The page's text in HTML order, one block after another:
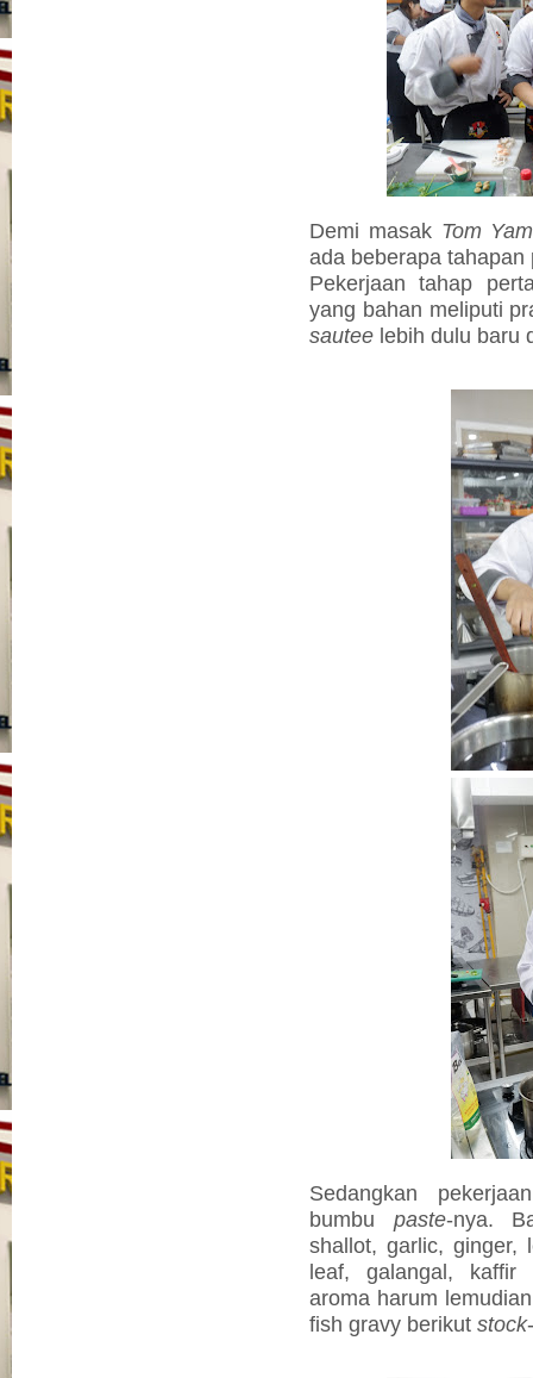
Demi masak Tom
ada beberapa
Pekerjaan tahap
yang bahan meliputi
sautee lebih dulu baru
Sedangkan
bumbu paste-nya.
shallot, garlic, ginger,
leaf, galangal, kaffir
aroma harum
fish gravy berikut stock